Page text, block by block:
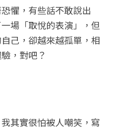
懼，有些話不敢說出
場「取悅的表演」，但
己，卻越來越孤單，相
，對吧？
其實很怕被人嘲笑，寫